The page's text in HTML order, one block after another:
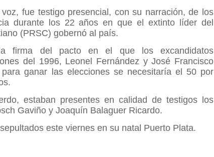
fue testigo presencial, con su narración, de los
durante los 22 años en que el extinto líder del
(PRSC) gobernó al país.
firma del pacto en el que los excandidatos
del 1996, Leonel Fernández y José Francisco
ganar las elecciones se necesitaría el 50 por
estaban presentes en calidad de testigos los
Gaviño y Joaquín Balaguer Ricardo.
este viernes en su natal Puerto Plata.